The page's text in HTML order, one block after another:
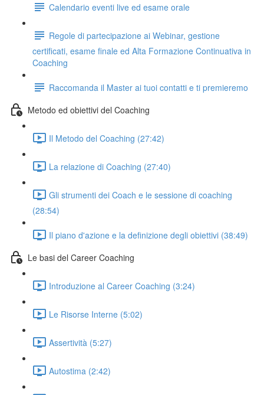
Calendario eventi live ed esame orale
Regole di partecipazione ai Webinar, gestione
certificati, esame finale ed Alta Formazione Continuativa in
Coaching
Raccomanda il Master ai tuoi contatti e ti premieremo
Metodo ed obiettivi del Coaching
Il Metodo del Coaching (27:42)
La relazione di Coaching (27:40)
Gli strumenti dei Coach e le sessione di coaching
(28:54)
Il piano d'azione e la definizione degli obiettivi (38:49)
Le basi del Career Coaching
Introduzione al Career Coaching (3:24)
Le Risorse Interne (5:02)
Assertività (5:27)
Autostima (2:42)